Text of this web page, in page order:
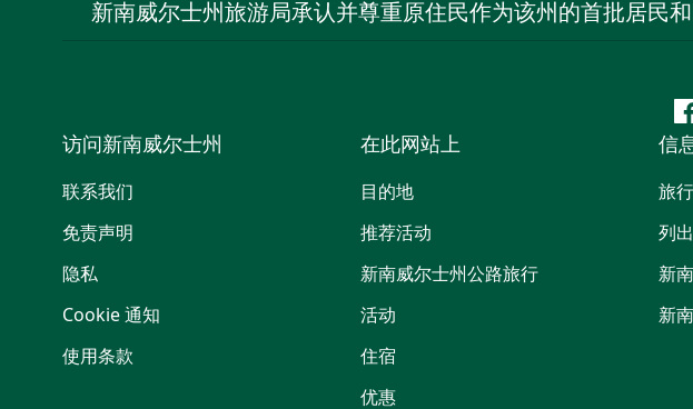
新南威尔士州旅游局承认并尊重原住民作为该州的首批居民
访问新南威尔士州
联系我们
免责声明
隐私
Cookie 通知
使用条款
在此网站上
目的地
推荐活动
新南威尔士州公路旅行
活动
住宿
优惠
信
旅
列
新
新